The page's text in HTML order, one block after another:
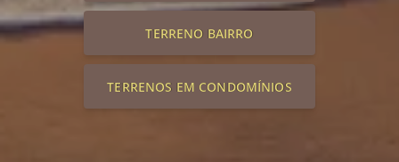
TERRENO BAIRRO
TERRENOS EM CONDOMÍNIOS